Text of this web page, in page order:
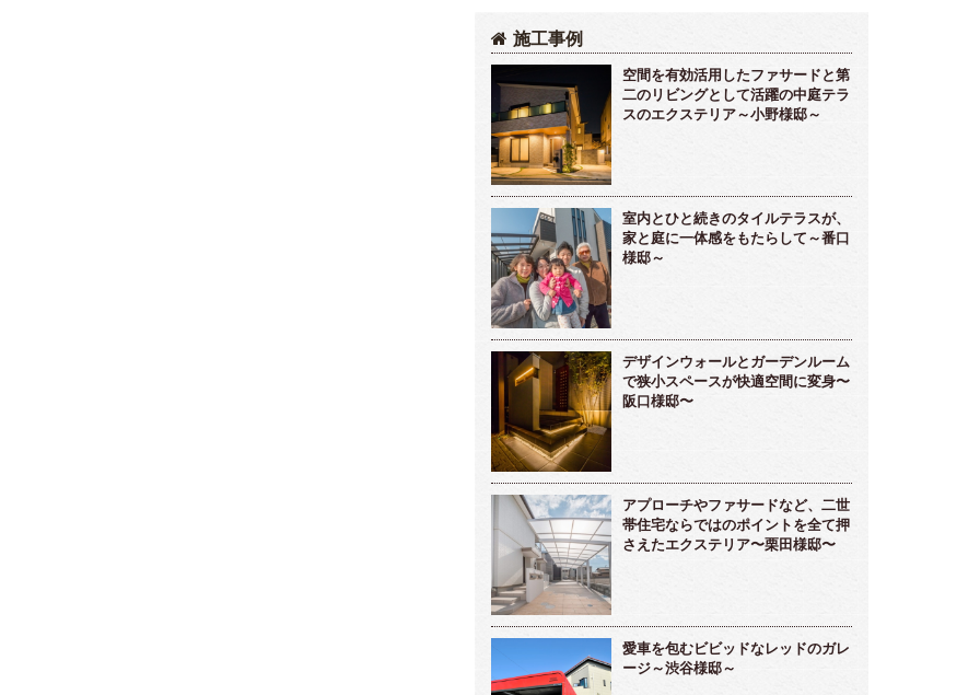
施工事例
空間を有効活用したファサードと第
二のリビングとして活躍の中庭テラ
スのエクステリア～小野様邸～
室内とひと続きのタイルテラスが、
家と庭に一体感をもたらして～番口
様邸～
デザインウォールとガーデンルーム
で狭小スペースが快適空間に変身〜
阪口様邸〜
アプローチやファサードなど、二世
帯住宅ならではのポイントを全て押
さえたエクステリア〜栗田様邸〜
愛車を包むビビッドなレッドのガレ
ージ～渋谷様邸～